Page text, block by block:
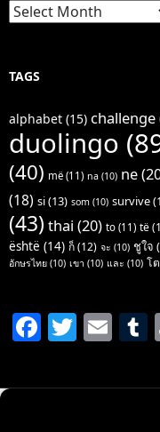
Archives
TAGS
alphabet (15) challenge
duolingo
(40) më (11) na (10) ne
(18) si(13) som (10) survive
(43) thai (20) to (11) të
është (14) ก็(12) จะ (10) ชูใจ
อักษรไทย (10) เขา (10) และ (10) โต
F
c
T
itt
E
ai